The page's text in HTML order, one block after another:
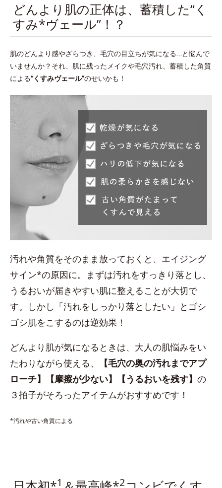
どんより肌の正体は、蓄積した“く
すみ*ヴェール”！？
肌のどんより感やざらつき、毛穴の目立ちが気になる…と悩んで
いませんか？それ、肌に残ったメイクや毛穴汚れ、蓄積した角質
による“くすみヴェール”のせいかも！
汚れや角質をそのまま放っておくと、エイジング
サイン*の原因に。まずは汚れをすっきり落とし、
うるおいが届きやすい肌に整えることが大切で
す。しかし「汚れをしっかり落としたい」とゴシ
ゴシ肌をこするのは逆効果！
どんより肌が気になるときは、大人の肌悩みをい
たわりながら使える、
【毛穴の奥の汚れまでアプ
ローチ】【摩擦が少ない】【うるおいを残す】 の
３拍子がそろったアイテムがおすすめです！
*汚れや古い角質による
1 2